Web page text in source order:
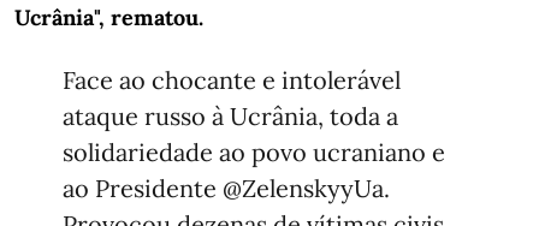
Ucrânia", rematou.
Face ao chocante e intolerável
ataque russo à Ucrânia, toda a
solidariedade ao povo ucraniano e
ao Presidente @ZelenskyyUa.